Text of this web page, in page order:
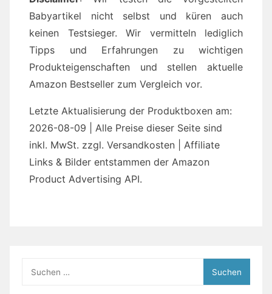
Babyartikel nicht selbst und küren auch
keinen Testsieger. Wir vermitteln lediglich
Tipps und Erfahrungen zu wichtigen
Produkteigenschaften und stellen aktuelle
Amazon Bestseller zum Vergleich vor.
Letzte Aktualisierung der Produktboxen am:
2026-08-09 | Alle Preise dieser Seite sind
inkl. MwSt. zzgl. Versandkosten | Affiliate
Links & Bilder entstammen der Amazon
Product Advertising API.
nach: